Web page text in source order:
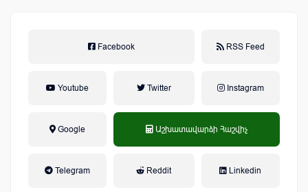
Facebook RSS Feed
Youtube Twitter Instagram
Google Աշխատավարձի Հաշվիչ
Telegram Reddit Linkedin